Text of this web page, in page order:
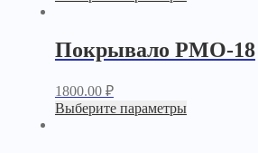
Покрывало PМО-18
1800.00 ₽
Выберите параметры